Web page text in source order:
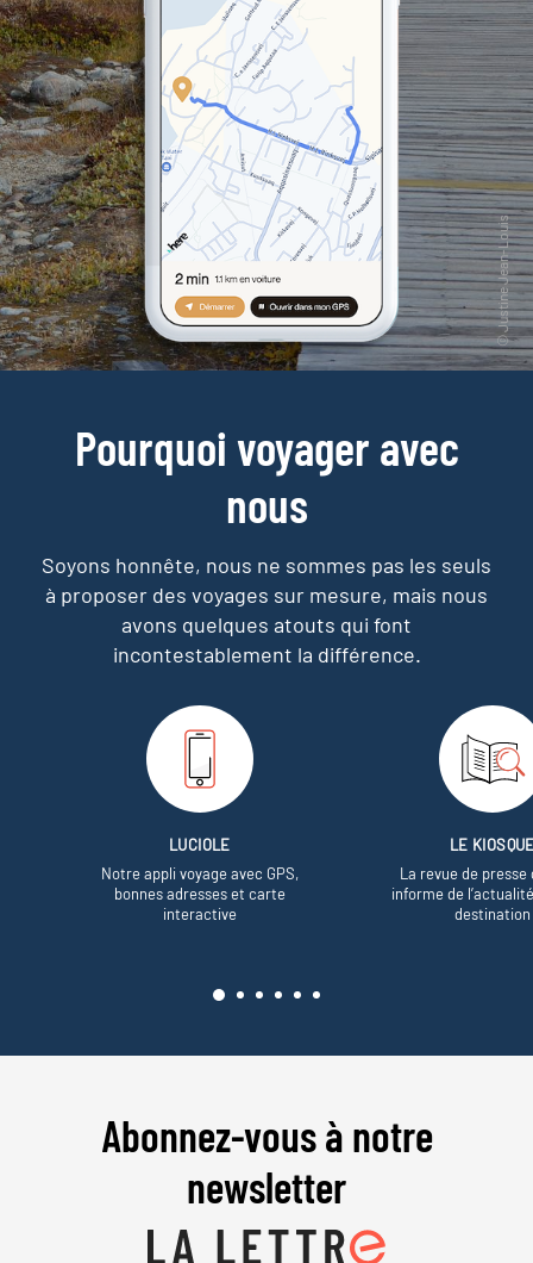
Pourquoi voyager avec
nous
Soyons honnête, nous ne sommes pas les seuls
à proposer des voyages sur mesure, mais nous
avons quelques atouts qui font
incontestablement la différence.
LUCIOLE
Notre appli voyage avec GPS,
bonnes adresses et carte
interactive
LE
La revue de presse
informe de
destination
Abonnez-vous à notre
newsletter